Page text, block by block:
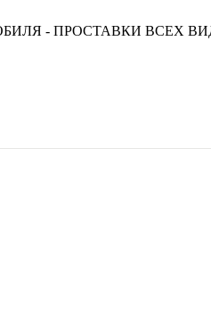
- ПРОСТАВКИ ВСЕХ